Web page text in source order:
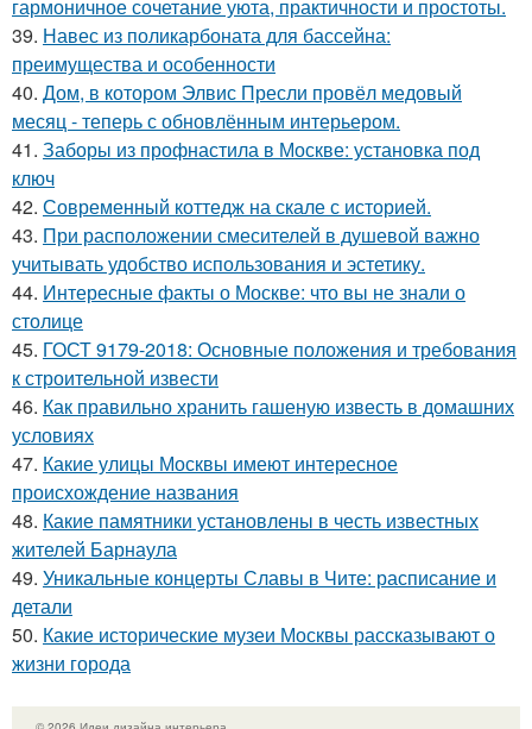
гармоничное сочетание уюта, практичности и простоты.
39. Навес из поликарбоната для бассейна:
преимущества и особенности
40. Дом, в котором Элвис Пресли провёл медовый
месяц - теперь с обновлённым интерьером.
41. Заборы из профнастила в Москве: установка под
ключ
42. Современный коттедж на скале с историей.
43. При расположении смесителей в душевой важно
учитывать удобство использования и эстетику.
44. Интересные факты о Москве: что вы не знали о
столице
45. ГОСТ 9179-2018: Основные положения и требования
к строительной извести
46. Как правильно хранить гашеную известь в домашних
условиях
47. Какие улицы Москвы имеют интересное
происхождение названия
48. Какие памятники установлены в честь известных
жителей Барнаула
49. Уникальные концерты Славы в Чите: расписание и
детали
50. Какие исторические музеи Москвы рассказывают о
жизни города